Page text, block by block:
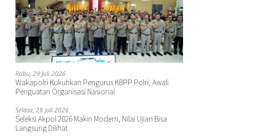
Rabu, 29 Juli 2026
Wakapolri Kukuhkan Pengurus KBPP Polri, Awali
Penguatan Organisasi Nasional
Selasa, 28 Juli 2026
Seleksi Akpol 2026 Makin Modern, Nilai Ujian Bisa
Langsung Dilihat